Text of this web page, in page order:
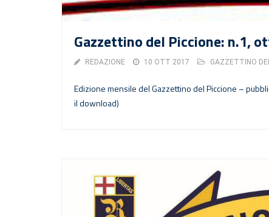
Gazzettino del Piccione: n.1,
REDAZIONE 10 OTT 2017 GAZZETTINO
Edizione mensile del Gazzettino del Piccione –
il download)